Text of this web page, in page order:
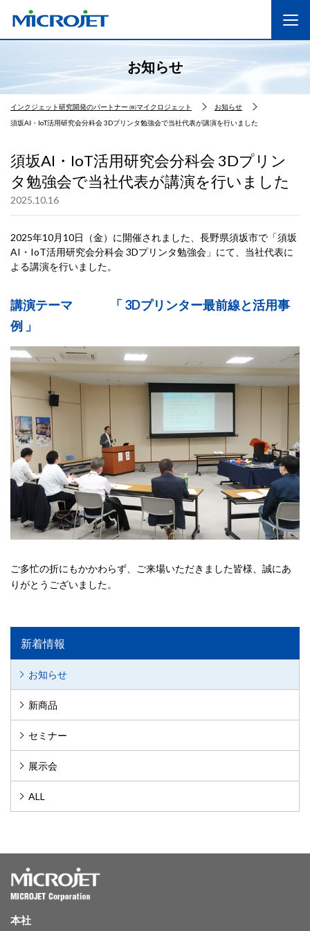
お知らせ
インクジェット研究開発のパートナー ㈱マイクロジェット
お知らせ
須坂AI・IoT活用研究会分科会 3Dプリンタ勉強会で当社代表が講演を行いました
須坂AI・IoT活用研究会分科会 3Dプリン
タ勉強会で当社代表が講演を行いました
2025.10.16
2025年10月10日（金）に開催されました、長野県須坂市で「須坂
AI・IoT活用研究会分科会 3Dプリンタ勉強会」にて、当社代表に
よる講演を行いました。
講演テーマ 「 3Dプリンター最前線と活用事
例 」
ご多忙の折にもかかわらず、ご来場いただきました皆様、誠にあ
りがとうございました。
新着情報
お知らせ
新商品
セミナー
展示会
ALL
本社